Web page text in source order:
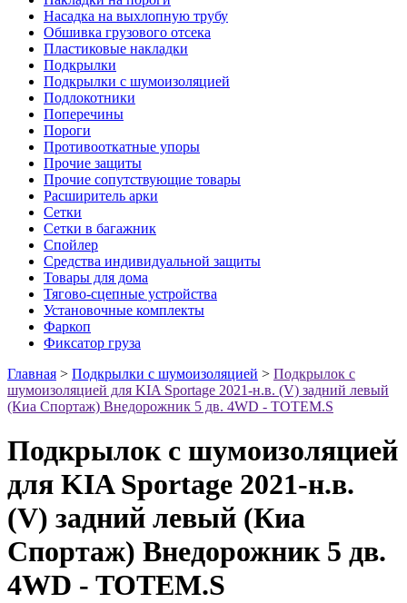
Насадка на выхлопную трубу
Обшивка грузового отсека
Пластиковые накладки
Подкрылки
Подкрылки с шумоизоляцией
Подлокотники
Поперечины
Пороги
Противооткатные упоры
Прочие защиты
Прочие сопутствующие товары
Расширитель арки
Сетки
Сетки в багажник
Спойлер
Средства индивидуальной защиты
Товары для дома
Тягово-сцепные устройства
Установочные комплекты
Фаркоп
Фиксатор груза
Главная > Подкрылки с шумоизоляцией > Подкрылок с
шумоизоляцией для KIA Sportage 2021-н.в. (V) задний левый
(Киа Спортаж) Внедорожник 5 дв. 4WD - TOTEM.S
Подкрылок с шумоизоляцией
для KIA Sportage 2021-н.в.
(V) задний левый (Киа
Спортаж) Внедорожник 5 дв.
4WD - TOTEM.S